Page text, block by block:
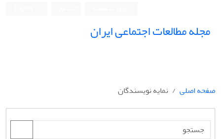
مجله مطالعات اجتماعی ایران
صفحه اصلی نمایه نویسندگان